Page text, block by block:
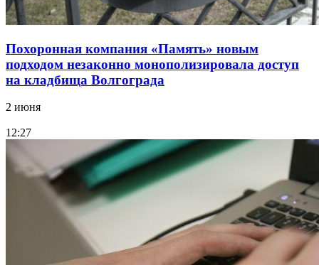
Похоронная компания «Память» новым
подходом незаконно монополизировала доступ
на кладбища Волгограда
2 июня
12:27